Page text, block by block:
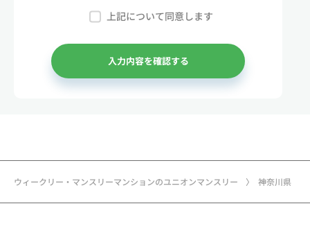
ウィークリー・マンスリーマンションのユニオンマンスリー 神奈川県
業からの電話・メール等のお問合せや公開情報（登
記簿謄本、電話帳、インターネット掲載情報等）な
どから適法かつ公正な手段により個人情報を取得い
たします。
3.弊社が保有する個人情報 （1）マンスリー物件
メールアドレス、アカウントのIDおよびパスワー
等 ③決済に関する情報 クレジットカードに関す
上記について同意します
入力内容を確認する